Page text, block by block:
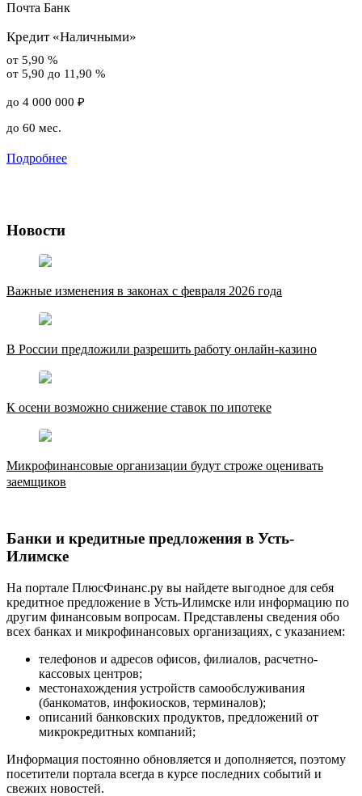
Почта Банк
Кредит «Наличными»
от 5,90 %
от 5,90 до 11,90 %
до 4 000 000 ₽
до 60 мес.
Подробнее
Новости
Важные изменения в законах с февраля 2026 года
В России предложили разрешить работу онлайн-казино
К осени возможно снижение ставок по ипотеке
Микрофинансовые организации будут строже оценивать
заемщиков
Банки и кредитные предложения в Усть-
Илимске
На портале ПлюсФинанс.ру вы найдете выгодное для себя
кредитное предложение в Усть-Илимске или информацию по
другим финансовым вопросам. Представлены сведения обо
всех банках и микрофинансовых организациях, с указанием:
телефонов и адресов офисов, филиалов, расчетно-
кассовых центров;
местонахождения устройств самообслуживания
(банкоматов, инфокиосков, терминалов);
описаний банковских продуктов, предложений от
микрокредитных компаний;
Информация постоянно обновляется и дополняется, поэтому
посетители портала всегда в курсе последних событий и
свежих новостей.